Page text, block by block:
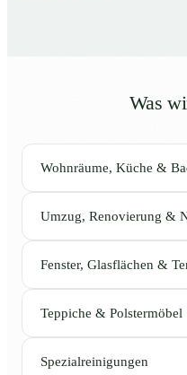
Was
Wohnräume, Küche &
Umzug, Renovierung &
Fenster, Glasflächen &
Teppiche & Polstermöbel
Spezialreinigungen